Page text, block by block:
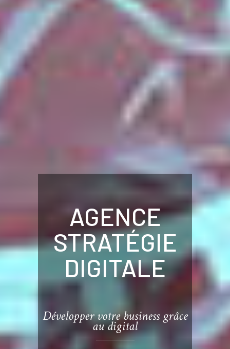
AGENCE
STRATÉGIE
DIGITALE
Développer votre business grâce
au digital